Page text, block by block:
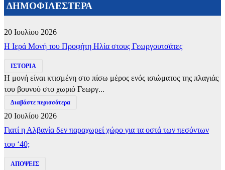
ΔΗΜΟΦΙΛΕΣΤΕΡΑ
20 Ιουλίου 2026
​Η Ιερά Μονή του Προφήτη Ηλία στους Γεωργουτσάτες
ΙΣΤΟΡΙΑ
Η μονή είναι κτισμένη στο πίσω μέρος ενός ισιώματος της πλαγιάς
του βουνού στο χωριό Γεωργ...
Διαβάστε περισσότερα
20 Ιουλίου 2026
Γιατί η Αλβανία δεν παραχωρεί χώρο για τα οστά των πεσόντων
του ‘40;
ΑΠΟΨΕΙΣ